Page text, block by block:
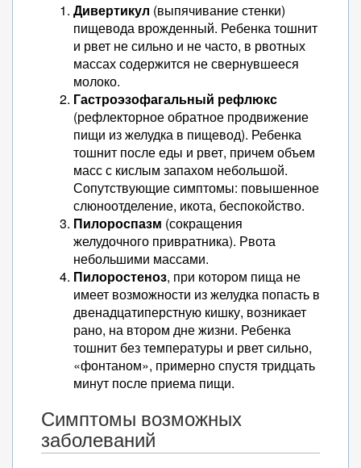
Дивертикул (выпячивание стенки)
пищевода врожденный. Ребенка тошнит
и рвет не сильно и не часто, в рвотных
массах содержится не свернувшееся
молоко.
Гастроэзофагальный рефлюкс
(рефлекторное обратное продвижение
пищи из желудка в пищевод). Ребенка
тошнит после еды и рвет, причем объем
масс с кислым запахом небольшой.
Сопутствующие симптомы: повышенное
слюноотделение, икота, беспокойство.
Пилороспазм (сокращения
желудочного привратника). Рвота
небольшими массами.
Пилоростеноз, при котором пища не
имеет возможности из желудка попасть в
двенадцатиперстную кишку, возникает
рано, на втором дне жизни. Ребенка
тошнит без температуры и рвет сильно,
«фонтаном», примерно спустя тридцать
минут после приема пищи.
Симптомы возможных
заболеваний